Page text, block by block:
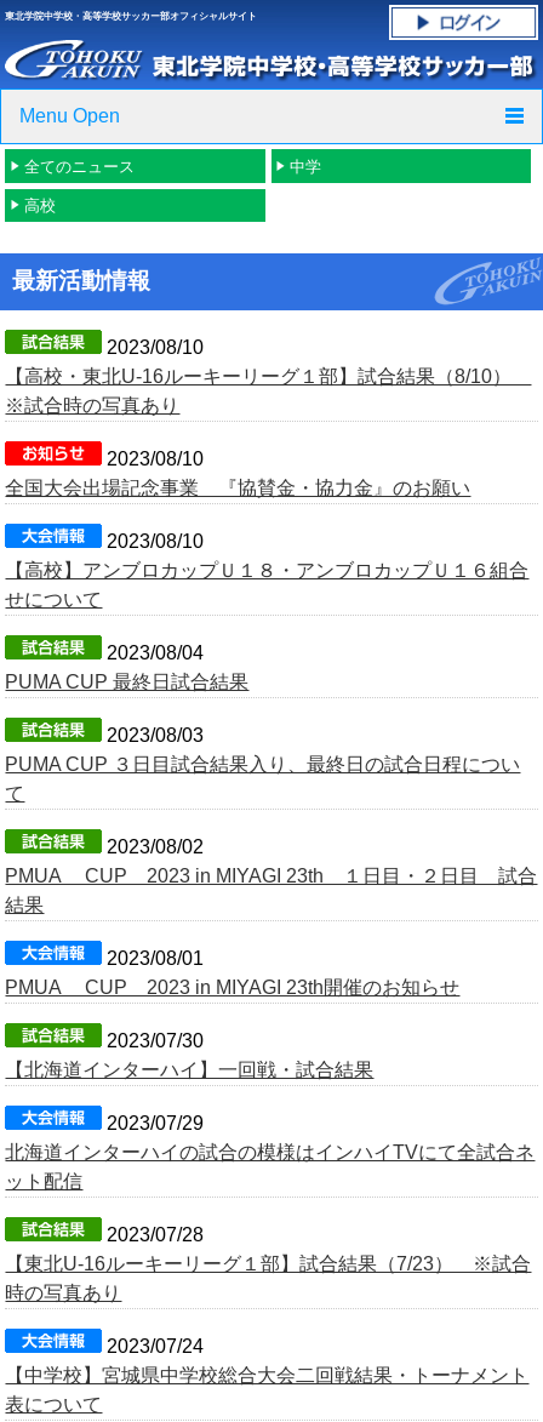
東北学院中学校・高等学校サッカー部オフィシャルサイト
Menu Open
TOP
OB会
全てのニュース 中学
高校
最新活動情報
2023/08/10
【高校・東北U-16ルーキーリーグ１部】試合結果（8/10）
※試合時の写真あり
2023/08/10
全国大会出場記念事業 『協賛金・協力金』のお願い
2023/08/10
【高校】アンブロカップＵ１８・アンブロカップＵ１６組合
せについて
2023/08/04
PUMA CUP 最終日試合結果
2023/08/03
PUMA CUP ３日目試合結果入り、最終日の試合日程につい
て
2023/08/02
PMUA CUP 2023 in MIYAGI 23th １日目・２日目 試合
結果
2023/08/01
PMUA CUP 2023 in MIYAGI 23th開催のお知らせ
2023/07/30
【北海道インターハイ】一回戦・試合結果
2023/07/29
北海道インターハイの試合の模様はインハイTVにて全試合ネ
ット配信
2023/07/28
【東北U-16ルーキーリーグ１部】試合結果（7/23） ※試合
時の写真あり
2023/07/24
【中学校】宮城県中学校総合大会二回戦結果・トーナメント
表について